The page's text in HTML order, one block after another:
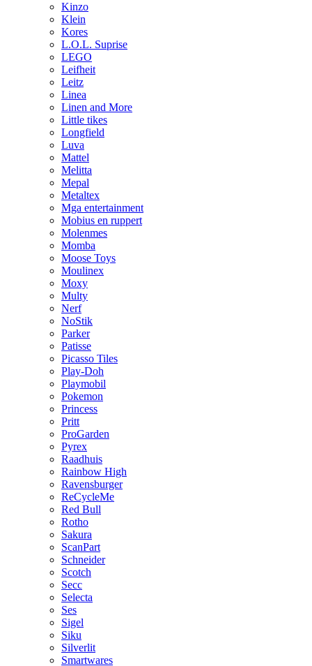
Kinzo
Klein
Kores
L.O.L. Suprise
LEGO
Leifheit
Leitz
Linea
Linen and More
Little tikes
Longfield
Luva
Mattel
Melitta
Mepal
Metaltex
Mga entertainment
Mobius en ruppert
Molenmes
Momba
Moose Toys
Moulinex
Moxy
Multy
Nerf
NoStik
Parker
Patisse
Picasso Tiles
Play-Doh
Playmobil
Pokemon
Princess
Pritt
ProGarden
Pyrex
Raadhuis
Rainbow High
Ravensburger
ReCycleMe
Red Bull
Rotho
Sakura
ScanPart
Schneider
Scotch
Secc
Selecta
Ses
Sigel
Siku
Silverlit
Smartwares